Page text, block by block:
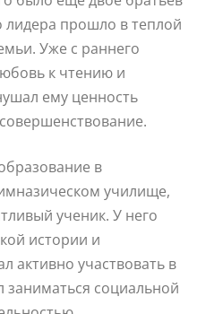
лидера прошло в теплой
Уже с раннего
к чтению и
ему ценность
в
училище,
ученик. У него
истории и
активно участвовать в
заниматься социальной